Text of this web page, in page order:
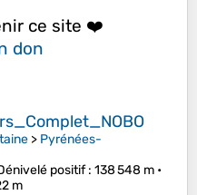
ce site ❤️
don
> Pyrénées-
positif: 138 548 m •
m